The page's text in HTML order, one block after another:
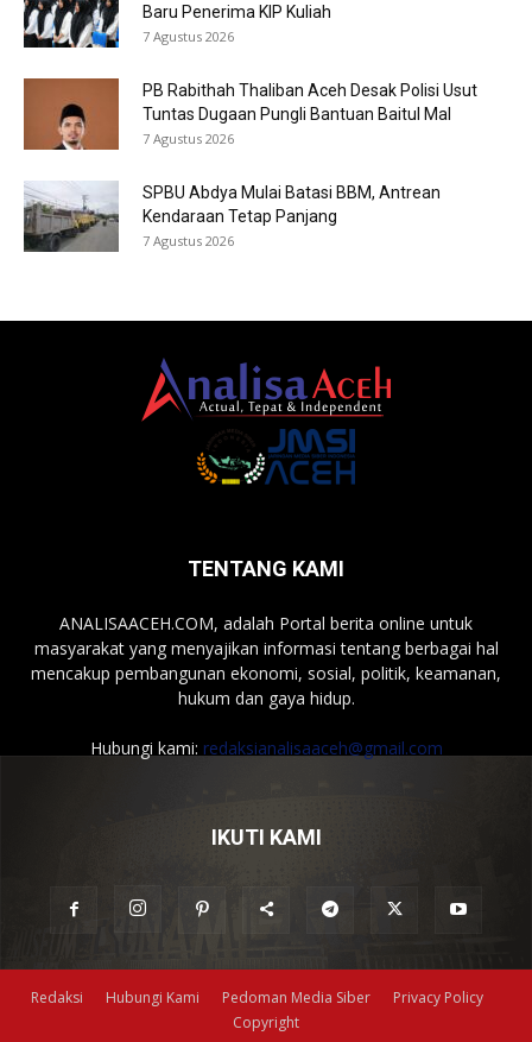
Baru Penerima KIP Kuliah
7 Agustus 2026
PB Rabithah Thaliban Aceh Desak Polisi Usut
Tuntas Dugaan Pungli Bantuan Baitul Mal
7 Agustus 2026
SPBU Abdya Mulai Batasi BBM, Antrean
Kendaraan Tetap Panjang
7 Agustus 2026
TENTANG KAMI
ANALISAACEH.COM, adalah Portal berita online untuk
masyarakat yang menyajikan informasi tentang berbagai hal
mencakup pembangunan ekonomi, sosial, politik, keamanan,
hukum dan gaya hidup.
Hubungi kami: redaksianalisaaceh@gmail.com
IKUTI KAMI
Redaksi Hubungi Kami Pedoman Media Siber
Privacy Policy
Copyright